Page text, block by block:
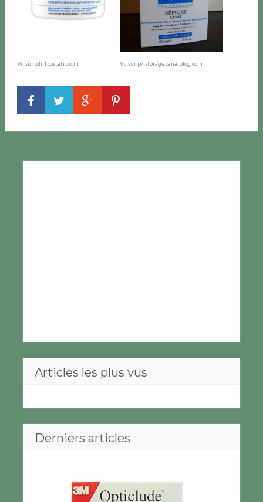
Vu sur cdn1.costatic.com Vu sur p7.storage.canalblog.com
Articles les plus vus
Derniers articles